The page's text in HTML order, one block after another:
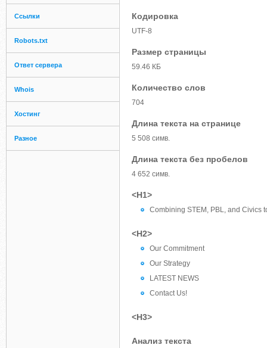
Ссылки
Robots.txt
Ответ сервера
Whois
Хостинг
Разное
Кодировка
UTF-8
Размер страницы
59.46 КБ
Количество слов
704
Длина текста на странице
5 508 симв.
Длина текста без пробелов
4 652 симв.
<H1>
Combining STEM, PBL, and Civics
<H2>
Our Commitment
Our Strategy
LATEST NEWS
Contact Us!
<H3>
Анализ текста